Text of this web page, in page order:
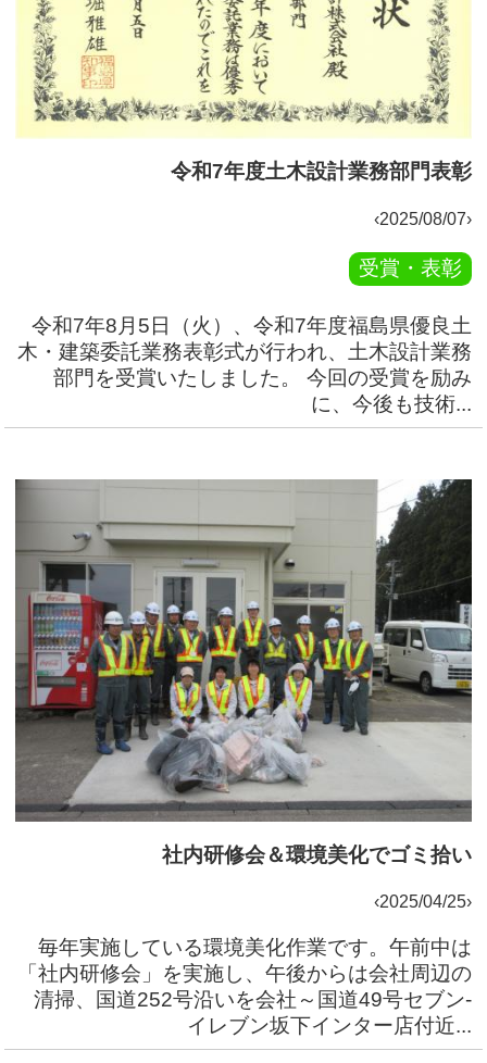
令和7年度土木設計業務部門表彰
‹2025/08/07›
受賞・表彰
令和7年8月5日（火）、令和7年度福島県優良土
木・建築委託業務表彰式が行われ、土木設計業務
部門を受賞いたしました。 今回の受賞を励み
に、今後も技術...
社内研修会＆環境美化でゴミ拾い
‹2025/04/25›
毎年実施している環境美化作業です。午前中は
「社内研修会」を実施し、午後からは会社周辺の
清掃、国道252号沿いを会社～国道49号セブン-
イレブン坂下インター店付近...